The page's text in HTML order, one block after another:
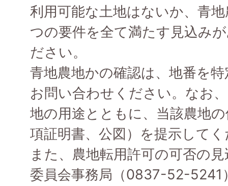
利用可能な土地はないか、青
つの要件を全て満たす見込み
ださい。
青地農地かの確認は、地番を
お問い合わせください。なお
地の用途とともに、当該農地
項証明書、公図）を提示して
また、農地転用許可の可否の
委員会事務局（0837-52-5241